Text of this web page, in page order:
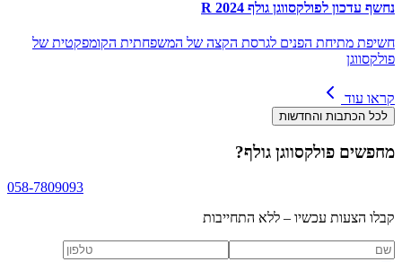
נחשף עדכון לפולקסווגן גולף R 2024
חשיפת מתיחת הפנים לגרסת הקצה של המשפחתית הקומפקטית של
פולקסווגן
קראו עוד
לכל הכתבות והחדשות
מחפשים פולקסווגן גולף?
058-7809093
קבלו הצעות עכשיו – ללא התחייבות